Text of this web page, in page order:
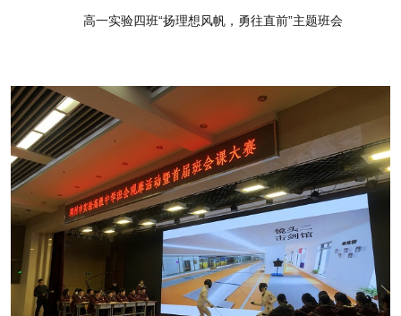
高一实验四班“扬理想风帆，勇往直前”主题班会